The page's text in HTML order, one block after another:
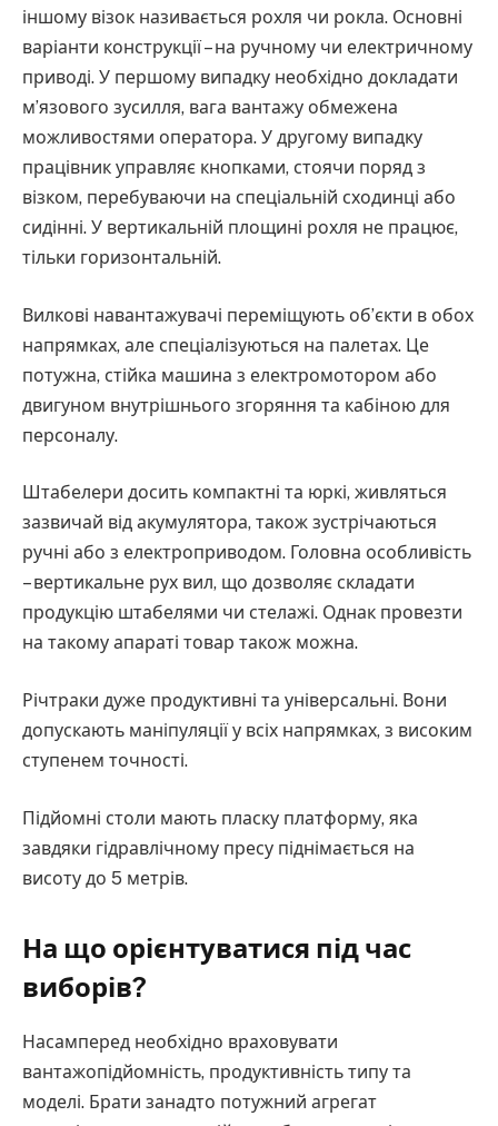
іншому візок називається рохля чи рокла. Основні
варіанти конструкції – на ручному чи електричному
приводі. У першому випадку необхідно докладати
м’язового зусилля, вага вантажу обмежена
можливостями оператора. У другому випадку
працівник управляє кнопками, стоячи поряд з
візком, перебуваючи на спеціальній сходинці або
сидінні. У вертикальній площині рохля не працює,
тільки горизонтальній.
Вилкові навантажувачі переміщують об’єкти в обох
напрямках, але спеціалізуються на палетах. Це
потужна, стійка машина з електромотором або
двигуном внутрішнього згоряння та кабіною для
персоналу.
Штабелери досить компактні та юркі, живляться
зазвичай від акумулятора, також зустрічаються
ручні або з електроприводом. Головна особливість
– вертикальне рух вил, що дозволяє складати
продукцію штабелями чи стелажі. Однак провезти
на такому апараті товар також можна.
Річтраки дуже продуктивні та універсальні. Вони
допускають маніпуляції у всіх напрямках, з високим
ступенем точності.
Підйомні столи мають пласку платформу, яка
завдяки гідравлічному пресу піднімається на
висоту до 5 метрів.
На що орієнтуватися під час
виборів?
Насамперед необхідно враховувати
вантажопідйомність, продуктивність типу та
моделі. Брати занадто потужний агрегат